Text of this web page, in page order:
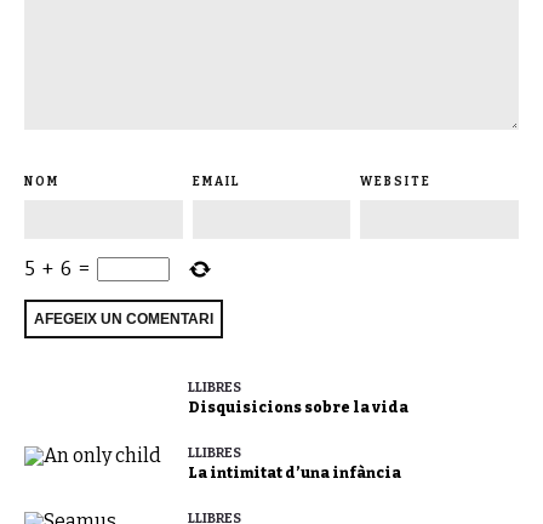
NOM EMAIL WEBSITE
5 + 6 =
LLIBRES
Disquisicions sobre la vida
LLIBRES
La intimitat d’una infància
LLIBRES